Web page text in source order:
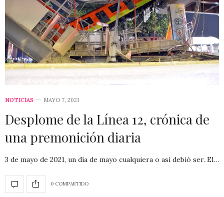
NOTICIAS MAYO 7, 2021
Desplome de la Línea 12, crónica de
una premonición diaria
3 de mayo de 2021, un día de mayo cualquiera o así debió ser. El…
0 COMPARTIDO